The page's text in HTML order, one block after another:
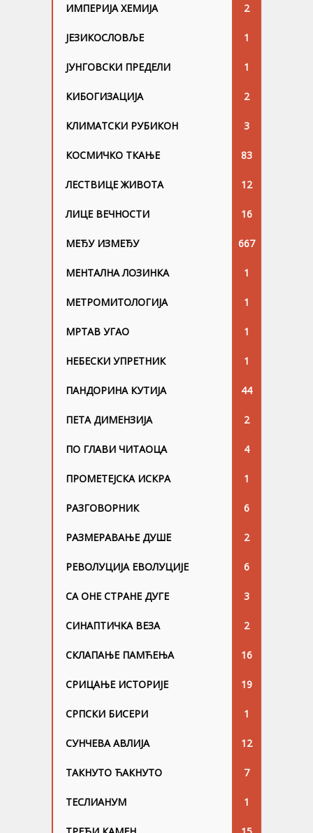
ИМПЕРИЈА ХЕМИЈА 2
ЈЕЗИКОСЛОВЉЕ 1
ЈУНГОВСKИ ПРЕДЕЛИ 1
КИБОГИЗАЦИЈА 2
КЛИМАТСКИ РУБИКОН 3
КОСМИЧКО ТКАЊЕ 83
ЛЕСТВИЦЕ ЖИВОТА 12
ЛИЦЕ ВЕЧНОСТИ 16
МЕЂУ ИЗМЕЂУ 667
МЕНТАЛНА ЛОЗИНКА 1
МЕТРОМИТОЛОГИЈА 1
МРТАВ УГАО 1
НЕБЕСКИ УПРЕТНИК 1
ПАНДОРИНА КУТИЈА 44
ПЕТА ДИМЕНЗИЈА 2
ПО ГЛАВИ ЧИТАОЦА 4
ПРОМЕТЕЈСКА ИСКРА 1
РАЗГОВОРНИК 6
РАЗМЕРАВАЊЕ ДУШЕ 2
РЕВОЛУЦИЈА ЕВОЛУЦИЈЕ 6
СА ОНЕ СТРАНЕ ДУГЕ 3
СИНАПТИЧКА ВЕЗА 2
СКЛАПАЊЕ ПАМЋЕЊА 16
СРИЦАЊЕ ИСТОРИЈЕ 19
СРПСКИ БИСЕРИ 1
СУНЧЕВА АВЛИЈА 12
ТАКНУТО ЋАКНУТО 7
ТЕСЛИАНУМ 1